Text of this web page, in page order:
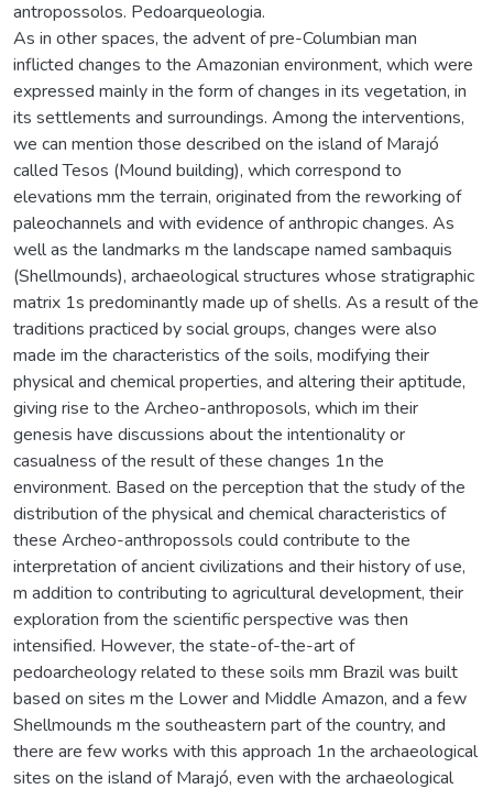
antropossolos. Pedoarqueologia.
As in other spaces, the advent of pre-Columbian man
inflicted changes to the Amazonian environment, which were
expressed mainly in the form of changes in its vegetation, in
its settlements and surroundings. Among the interventions,
we can mention those described on the island of Marajó
called Tesos (Mound building), which correspond to
elevations mm the terrain, originated from the reworking of
paleochannels and with evidence of anthropic changes. As
well as the landmarks m the landscape named sambaquis
(Shellmounds), archaeological structures whose stratigraphic
matrix 1s predominantly made up of shells. As a result of the
traditions practiced by social groups, changes were also
made im the characteristics of the soils, modifying their
physical and chemical properties, and altering their aptitude,
giving rise to the Archeo-anthroposols, which im their
genesis have discussions about the intentionality or
casualness of the result of these changes 1n the
environment. Based on the perception that the study of the
distribution of the physical and chemical characteristics of
these Archeo-anthropossols could contribute to the
interpretation of ancient civilizations and their history of use,
m addition to contributing to agricultural development, their
exploration from the scientific perspective was then
intensified. However, the state-of-the-art of
pedoarcheology related to these soils mm Brazil was built
based on sites m the Lower and Middle Amazon, and a few
Shellmounds m the southeastern part of the country, and
there are few works with this approach 1n the archaeological
sites on the island of Marajó, even with the archaeological